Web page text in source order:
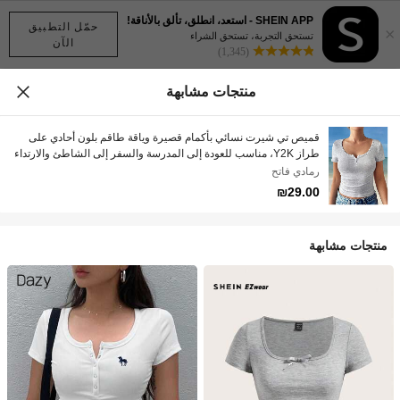
حمّل التطبيق
الآن
×
SHEIN APP - استعد، انطلق، تألق بالأناقة!
تستحق التجربة، تستحق الشراء
(1,345)
منتجات مشابهة
قميص تي شيرت نسائي بأكمام قصيرة وياقة طاقم بلون أحادي على
طراز Y2K، مناسب للعودة إلى المدرسة والسفر إلى الشاطئ والارتداء
اليومي
رمادي فاتح
₪29.00
منتجات مشابهة